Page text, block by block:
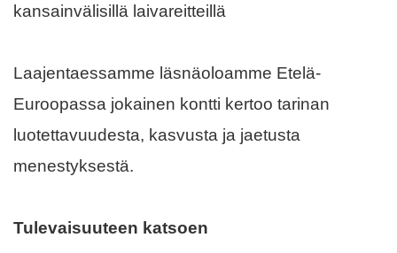
kansainvälisillä laivareitteillä
Laajentaessamme läsnäoloamme Etelä-
Euroopassa jokainen kontti kertoo tarinan
luotettavuudesta, kasvusta ja jaetusta
menestyksestä.
Tulevaisuuteen katsoen